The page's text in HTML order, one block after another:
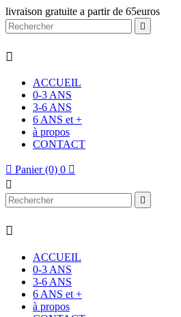
livraison gratuite a partir de 65euros


ACCUEIL
0-3 ANS
3-6 ANS
6 ANS et +
à propos
CONTACT
 Panier (0) 0 



ACCUEIL
0-3 ANS
3-6 ANS
6 ANS et +
à propos